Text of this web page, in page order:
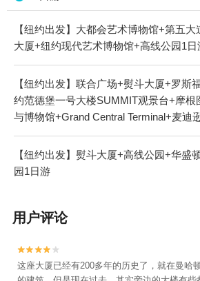
【纽约出发】大都会艺术博物馆+第五大
大厦+纽约现代艺术博物馆+高线公园1日
【纽约出发】联合广场+熨斗大厦+罗斯
约范德堡一号大楼SUMMIT观景台+摩根
与博物馆+Grand Central Terminal+麦迪
日游
【纽约出发】熨斗大厦+高线公园+华盛
园1日游
用户评论


这座大厦已经有200多年的历史了，就在曼哈